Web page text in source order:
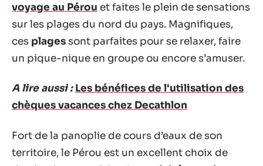
voyage au Pérou et faites le plein de sensations
sur les plages du nord du pays. Magnifiques,
ces plages sont parfaites pour se relaxer, faire
un pique-nique en groupe ou encore s’amuser.
A lire aussi : Les bénéfices de l'utilisation des
chèques vacances chez Decathlon
Fort de la panoplie de cours d’eaux de son
territoire, le Pérou est un excellent choix de